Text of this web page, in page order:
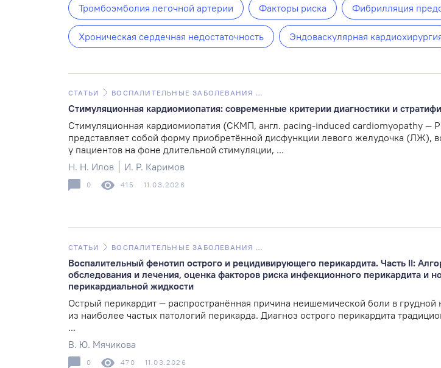
Тромбоэмболия легочной артерии Факторы риска Фибрилляция
Хроническая сердечная недостаточность Эндоваскулярная
СТАТЬИ ВОСПАЛИТЕЛЬНЫЕ ЗАБОЛЕВАНИЯ СЕРДЦА
Стимуляционная кардиомиопатия: современные критерии диагностики и
Стимуляционная кардиомиопатия (СКМП, англ. pacing-induced cardiomyopathy —
представляет собой форму приобретённой дисфункции левого желудочка (ЛЖ),
у пациентов на фоне длительной стимуляции, ...
Н. Н. Илов
И. Р. Каримов
0 415 11.03.2026
СТАТЬИ ВОСПАЛИТЕЛЬНЫЕ ЗАБОЛЕВАНИЯ СЕРДЦА
Воспалительный фенотип острого и рецидивирующего перикардита. Часть II:
обследования и лечения, оценка факторов риска инфекционного перикардита и
перикардиальной жидкости
Острый перикардит — распространённая причина неишемической боли в грудной
из наиболее частых патологий перикарда. Диагноз острого перикардита
...
В. Ю. Мячикова
0 470 11.03.2026